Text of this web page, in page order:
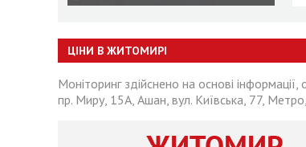
ЦІНИ В ЖИТОМИРІ
Моніторинг здійснено на основі
пр. Миру, 15А, Ашан, вул. Київська, 77,